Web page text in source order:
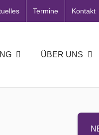
Termine Kontakt
ÜBER UNS